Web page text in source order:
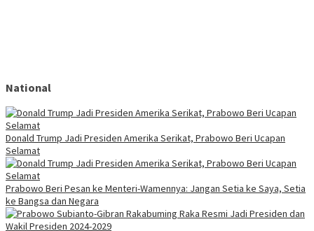
National
Donald Trump Jadi Presiden Amerika Serikat, Prabowo Beri Ucapan
Selamat
Prabowo Beri Pesan ke Menteri-Wamennya: Jangan Setia ke Saya, Setia
ke Bangsa dan Negara